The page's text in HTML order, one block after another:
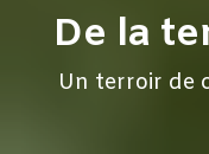
De la
Un terroir de